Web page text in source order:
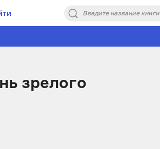
Введите название книги
зрелого